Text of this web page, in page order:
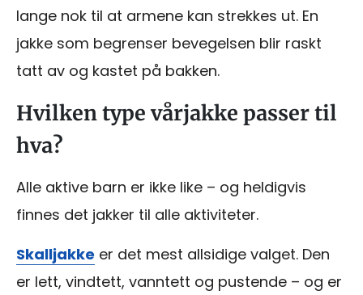
lange nok til at armene kan strekkes ut. En
jakke som begrenser bevegelsen blir raskt
tatt av og kastet på bakken.
Hvilken type vårjakke passer til
hva?
Alle aktive barn er ikke like – og heldigvis
finnes det jakker til alle aktiviteter.
Skalljakke er det mest allsidige valget. Den
er lett, vindtett, vanntett og pustende – og er